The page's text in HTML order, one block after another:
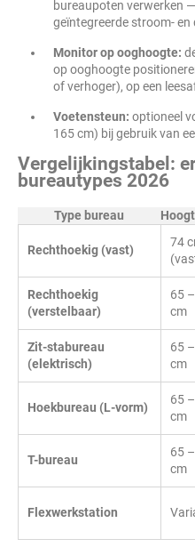
bureaupoten verwerken
geïntegreerde stroom-
Monitor op ooghoogte:
op ooghoogte
of verhoger), op een
Voetensteun: optioneel
165 cm) bij gebruik van
Vergelijkingstabel:
bureautypes 2026
Type bureau
Rechthoekig (vast)
74
Rechthoekig
(verstelbaar)
65
cm
Zit-stabureau
(elektrisch)
65
cm
Hoekbureau (L-vorm)
65
cm
T-bureau
65
cm
Flexwerkstation